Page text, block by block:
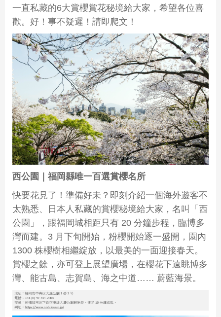
一直私藏的6大賞櫻賞花秘境給大家，希望各位喜
歡。好！事不疑遲！請即爬文！
西公園｜福岡縣唯一百選賞櫻名所
快要花見了！準備好未？即刻介紹一個海外遊客不
太熟悉、日本人私藏的賞櫻秘境給大家，名叫「西
公園」，跟福岡城相距只有 20 分鐘步程，臨博多
灣而建。3 月下旬開始，粉櫻開始逐一盛開，園內
1300 株櫻樹相繼綻放，以最美的一面迎接春天。
賞櫻之餘，亦可登上展望廣場，在櫻花下遠眺博多
灣、能古島、志賀島、海之中道…… 蔚藍海景。